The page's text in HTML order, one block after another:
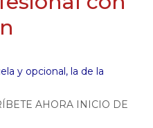
y opcional, la de la
AHORA INICIO DE